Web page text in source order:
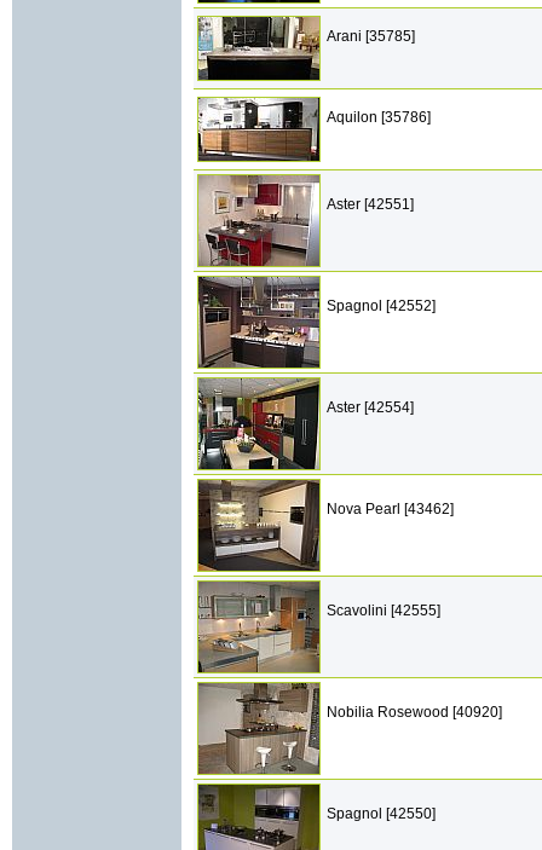
Arani [35785]
Aquilon [35786]
Aster [42551]
Spagnol [42552]
Aster [42554]
Nova Pearl [43462]
Scavolini [42555]
Nobilia Rosewood [40920]
Spagnol [42550]